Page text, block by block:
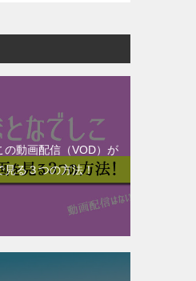
の動画配信（VOD）が
見る３つの方法！